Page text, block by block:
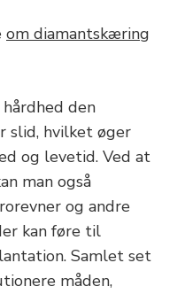
om diamantskæring
den
slid, hvilket øger
og levetid. Ved at
man også
og andre
kan føre til
Samlet set
måden,